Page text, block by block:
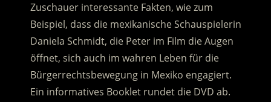
Zuschauer interessante Fakten, wie zum
Beispiel, dass die mexikanische Schauspielerin
Daniela Schmidt, die Peter im Film die Augen
öffnet, sich auch im wahren Leben für die
Bürgerrechtsbewegung in Mexiko engagiert.
Ein informatives Booklet rundet die DVD ab.